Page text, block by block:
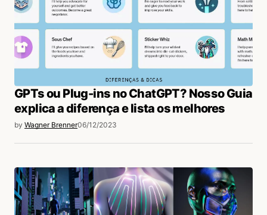
GPTs ou Plug-ins no ChatGPT? Nosso Guia
explica a diferença e lista os melhores
by Wagner Brenner06/12/2023